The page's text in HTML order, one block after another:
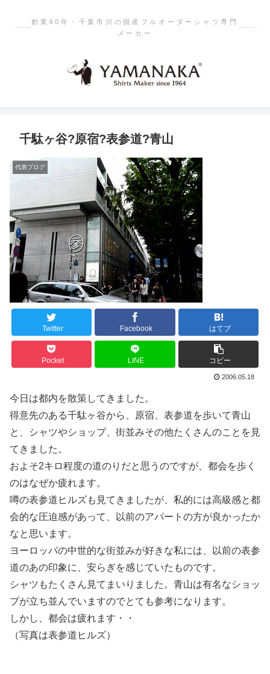
創業60年・千葉市川の国産フルオーダーシャツ専門
メーカー
千駄ヶ谷?原宿?表参道?青山
代表ブログ
Twitter Facebook はてブ
Pocket LINE コピー
2006.05.18
今日は都内を散策してきました。
得意先のある千駄ヶ谷から、原宿、表参道を歩いて青山
と、シャツやショップ、街並みその他たくさんのことを見
てきました。
およそ2キロ程度の道のりだと思うのですが、都会を歩く
のはなぜか疲れます。
噂の表参道ヒルズも見てきましたが、私的には高級感と都
会的な圧迫感があって、以前のアパートの方が良かったか
なと思います。
ヨーロッパの中世的な街並みが好きな私には、以前の表参
道のあの印象に、安らぎを感じていたものです。
シャツもたくさん見てまいりました。青山は有名なショッ
プが立ち並んでいますのでとても参考になります。
しかし、都会は疲れます・・
（写真は表参道ヒルズ）